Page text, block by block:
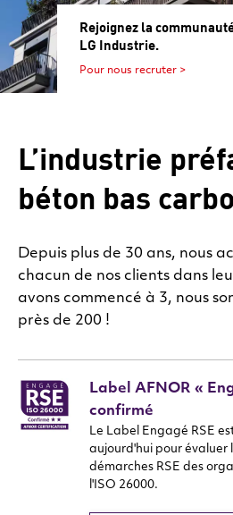
Rejoignez la
LG Industrie.
Pour nous recruter >
L’industrie
béton bas
Depuis plus de 30 ans, nous
chacun de nos clients dans
avons commencé à 3, nous
près de 200 !
Label AFNOR «
confirmé
Le Label Engagé RSE
aujourd'hui pour évaluer
démarches RSE des
l'ISO 26000.